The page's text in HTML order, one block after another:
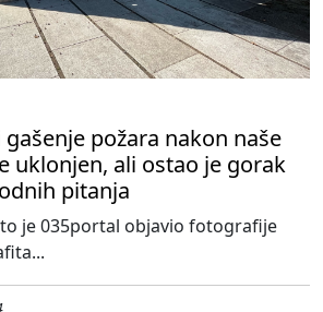
gašenje požara nakon naše
uklonjen, ali ostao je gorak
pitanja
je 035portal objavio fotografije